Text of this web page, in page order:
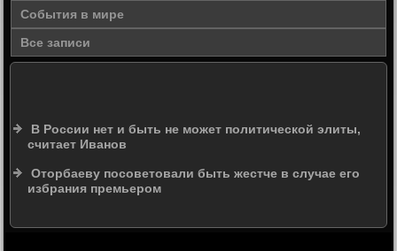
События в мире
Все записи
В России нет и быть не может политической элиты,
считает Иванов
Оторбаеву посоветовали быть жестче в случае его
избрания премьером